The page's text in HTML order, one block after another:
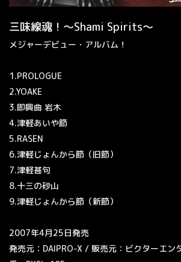
三味線魂！〜Shami Spirits〜
メジャーデビュー・アルバム！
1.PROLOGUE
2.YOAKE
3.即興曲 岩木
4.津軽あいや節
5.RASEN
6.津軽じょんから節（旧節）
7.津軽甚句
8.十三の砂山
9.津軽じょんから節（新節）
2007年4月25日発売
発売元：DAIPRO-X / 販売元：ビクターエン